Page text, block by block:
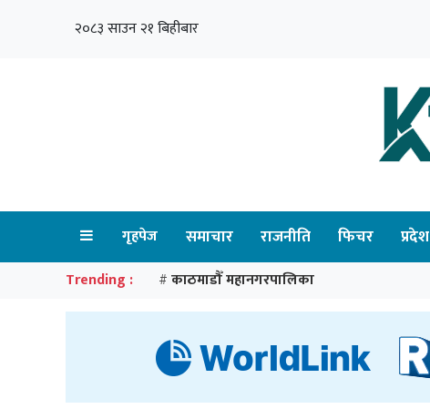
२०८३ साउन २१ बिहीबार
गृहपेज समाचार राजनीति फिचर प्रदेश
Trending : # काठमाडौँ महानगरपालिका